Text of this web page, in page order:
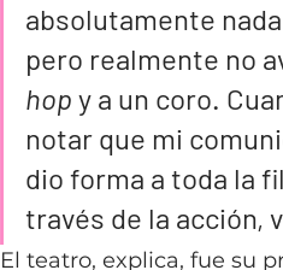
absolutamente
pero realmente no
hop y a un coro.
notar que mi
dio forma a toda la
través de la acción,
El teatro, explica, fue su